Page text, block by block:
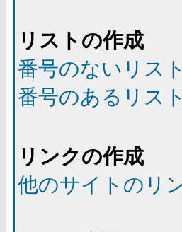
リストの作成
番号のないリス
番号のあるリス
リンクの作成
他のサイトのリ